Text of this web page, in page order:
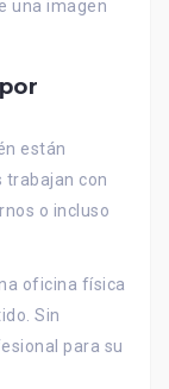
una imagen
están
trabajan con
o incluso
oficina física
Sin
para su